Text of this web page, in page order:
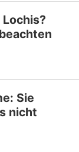
Sie
nicht